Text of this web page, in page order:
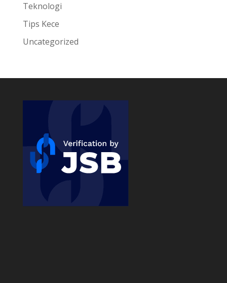
Teknologi
Tips Kece
Uncategorized